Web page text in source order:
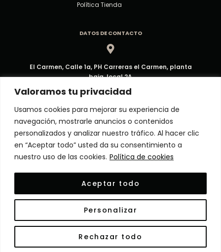
Valoramos tu privacidad
Usamos cookies para mejorar su experiencia de
navegación, mostrarle anuncios o contenidos
personalizados y analizar nuestro tráfico. Al hacer clic
en “Aceptar todo” usted da su consentimiento a
nuestro uso de las cookies. Política de cookies
Personalizar
Rechazar todo
Aceptar todo
Política Tienda
DATOS DE CONTACTO
El Carmen, Calle 1a, PH Carreras el Carmen, planta
baja, local 2A
Dirección
ventas@decorpma.com
Correo electrónico
Atención al Cliente
© Copyright 2024 Decor Panamá. Todos los derechos